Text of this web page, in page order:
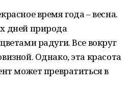
время года – весна.
дней природа
радуги. Все вокруг
Однако, эта красота
может превратиться в